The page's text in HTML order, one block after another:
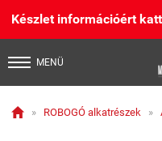
Készlet információért
MENÜ
 » ROBOGÓ alkatrészek »